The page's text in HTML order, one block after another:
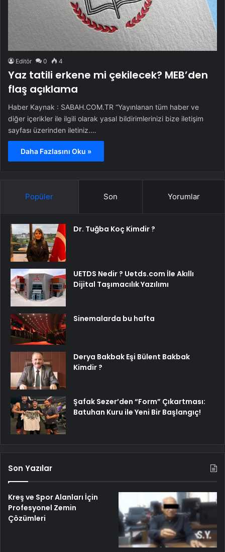
Editör 0 4
Yaz tatili erkene mi çekilecek? MEB’den
flaş açıklama
Haber Kaynak : SABAH.COM.TR “Yayınlanan tüm haber ve
diğer içerikler ile ilgili olarak yasal bildirimlerinizi bize iletişim
sayfası üzerinden iletiniz.…
Daha Fazlasını Oku »
Popüler Son Yorumlar
Dr. Tuğba Koç Kimdir ?
UETDS Nedir ? Uetds.com İle Akıllı
Dijital Taşımacılık Yazılımı
Sinemalarda bu hafta
Derya Bakbak Eşi Bülent Bakbak
Kimdir ?
Şafak Sezer’den “Form” Çıkartması:
Batuhan Kuru ile Yeni Bir Başlangıç!
Son Yazılar
Kreş ve Spor Alanları İçin
Profesyonel Zemin
Çözümleri